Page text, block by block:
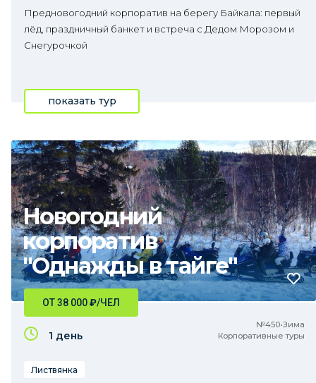
Предновогодний корпоратив на берегу Байкала: первый
лёд, праздничный банкет и встреча с Дедом Морозом и
Снегурочкой
показать тур
Новогодний
корпоратив
"Однажды в тайге"
№450•Зима
Корпоративные туры
ОТ 38 000₽/ЧЕЛ
1 день
Листвянка